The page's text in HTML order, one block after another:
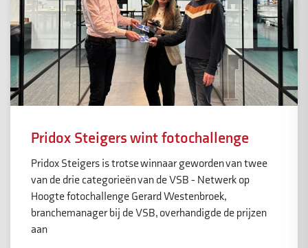
Pridox Steigers wint fotochallenge
Pridox Steigers is trotse winnaar geworden van twee
van de drie categorieën van de VSB - Netwerk op
Hoogte fotochallenge Gerard Westenbroek,
branchemanager bij de VSB, overhandigde de prijzen
aan